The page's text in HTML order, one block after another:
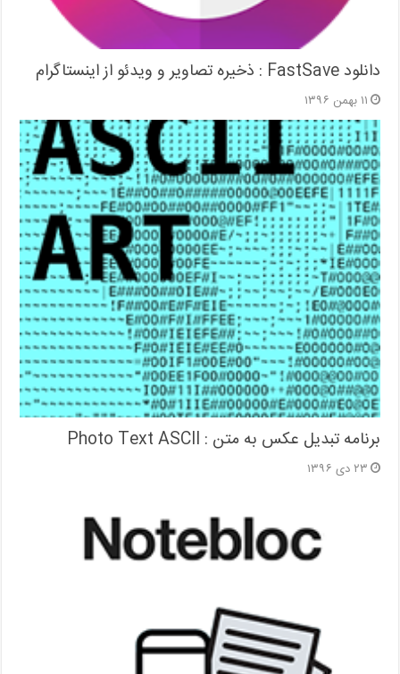
دانلود FastSave : ذخیره تصاویر و ویدئو از اینستاگرام
۱۱ بهمن ۱۳۹۶
برنامه تبدیل عکس به متن : Photo Text ASCII
۲۳ دی ۱۳۹۶